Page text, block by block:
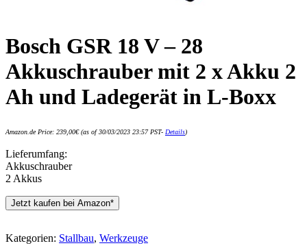
Bosch GSR 18 V – 28
Akkuschrauber mit 2 x Akku 2
Ah und Ladegerät in L-Boxx
Amazon.de Price: 239,00€(as of 30/03/2023 23:57 PST- Details)
Lieferumfang:
Akkuschrauber
2 Akkus
Jetzt kaufen bei Amazon*
Kategorien: Stallbau, Werkzeuge